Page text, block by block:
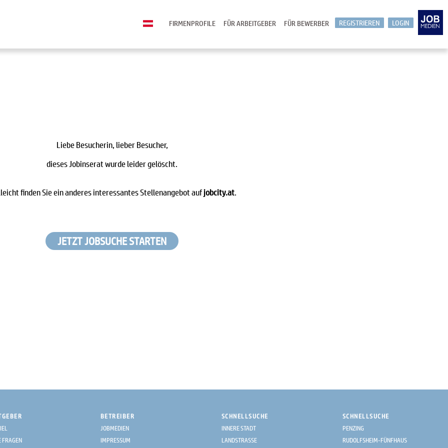
LOGIN
REGISTRIEREN
FÜR BEWERBER
FÜR ARBEITGEBER
FIRMENPROFILE
Liebe Besucherin, lieber Besucher,
dieses Jobinserat wurde leider gelöscht.
finden Sie ein anderes interessantes Stellenangebot aufjobcity.at.
JETZT JOBSUCHE STARTEN
FRAGEN
BETREIBER
JOBMEDIEN
IMPRESSUM
SCHNELLSUCHE
INNERE STADT
LANDSTRASSE
SCHNELLSUCHE
PENZING
RUDOLFSHEIM-FÜNFHAUS